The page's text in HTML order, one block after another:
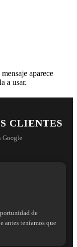
aparece
a usar.
CLIENTES
Google
de
antes teníamos que